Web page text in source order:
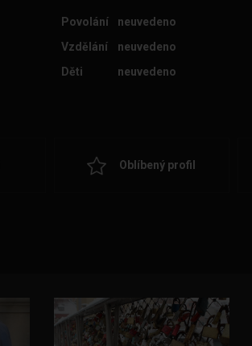
Povolání
neuvedeno
Vzdělání
neuvedeno
Děti
neuvedeno
Oblíbený profil